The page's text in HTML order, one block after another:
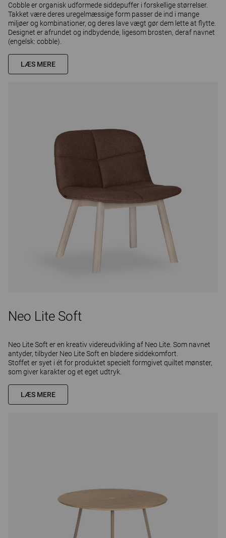
Cobble er organisk udformede siddepuffer i forskellige størrelser.
Takket være deres uregelmæssige form passer de ind i mange
miljøer og kombinationer, og deres lave vægt gør dem lette at flytte.
Designet er afrundet og indbydende, ligesom brosten, deraf navnet
(engelsk: cobble).
LÆS MERE
Neo Lite Soft
Neo Lite Soft er en kreativ videreudvikling af Neo Lite. Som navnet
antyder, tilbyder Neo Lite Soft en blødere siddekomfort.
Stoffet er syet i ét for produktet specielt formgivet quiltet mønster,
som giver karakter og et eget udtryk.
LÆS MERE